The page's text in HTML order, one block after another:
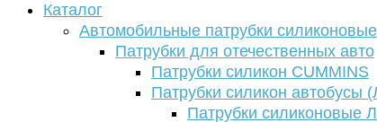
Каталог
Автомобильные патрубки силиконовые
Патрубки для отечественных авто
Патрубки силикон CUMMINS
Патрубки силикон
Патрубки силиконовые